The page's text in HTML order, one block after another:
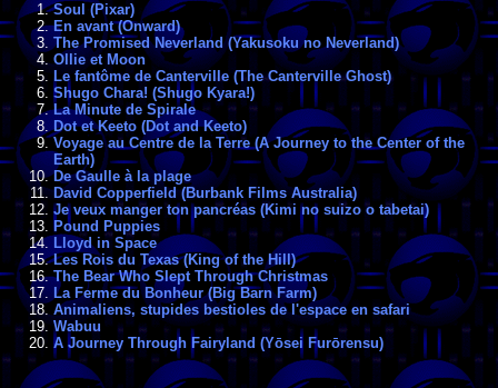
Soul (Pixar)
En avant (Onward)
The Promised Neverland (Yakusoku no Neverland)
Ollie et Moon
Le fantôme de Canterville (The Canterville Ghost)
Shugo Chara! (Shugo Kyara!)
La Minute de Spirale
Dot et Keeto (Dot and Keeto)
Voyage au Centre de la Terre (A Journey to the Center of the
Earth)
De Gaulle à la plage
David Copperfield (Burbank Films Australia)
Je veux manger ton pancréas (Kimi no suizo o tabetai)
Pound Puppies
Lloyd in Space
Les Rois du Texas (King of the Hill)
The Bear Who Slept Through Christmas
La Ferme du Bonheur (Big Barn Farm)
Animaliens, stupides bestioles de l'espace en safari
Wabuu
A Journey Through Fairyland (Yōsei Furōrensu)